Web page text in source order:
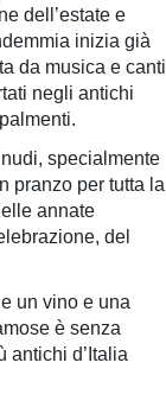
dell’estate e
inizia già
da musica e canti
negli antichi
specialmente
pranzo per tutta la
annate
del
un vino e una
è senza
antichi d’Italia